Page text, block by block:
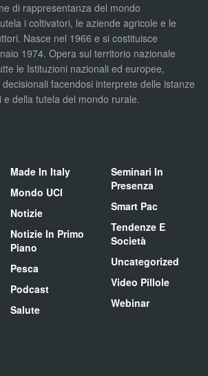
di rappresentanza del mondo
i coltivatori, le aziende agricole e le
Nasce nel 1966 e si costituisce
1974. Opera sul territorio nazionale
le Istituzioni nazionali ed europee,
facendosi interprete delle istanze
della tutela del mondo rurale.
Made In Italy
Mondo UCI
Notizie
Notizie In Primo
Piano
Pesca
Podcast
Salute
Seminari In
Presenza
Smart Pac
Tendenze E
Società
Uncategorized
Video Pillole
Webinar